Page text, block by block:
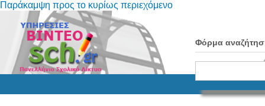
Παράκαμψη προς το κυρίως περιεχόμενο
Φόρμα